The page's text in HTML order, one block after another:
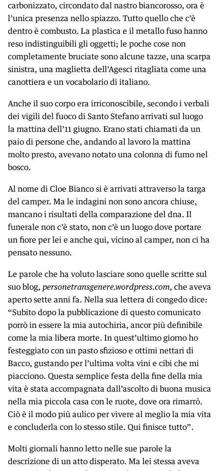
carbonizzato, circondato dal nastro biancorosso, ora è
l’unica presenza nello spiazzo. Tutto quello che c’è
dentro è combusto. La plastica e il metallo fuso hanno
reso indistinguibili gli oggetti; le poche cose non
completamente bruciate sono alcune tazze, una scarpa
sinistra, una maglietta dell’Agesci ritagliata come una
canottiera e un vocabolario di italiano.
Anche il suo corpo era irriconoscibile, secondo i verbali
dei vigili del fuoco di Santo Stefano arrivati sul luogo
la mattina dell’11 giugno. Erano stati chiamati da un
paio di persone che, andando al lavoro la mattina
molto presto, avevano notato una colonna di fumo nel
bosco.
Al nome di Cloe Bianco si è arrivati attraverso la targa
del camper. Ma le indagini non sono ancora chiuse,
mancano i risultati della comparazione del dna. Il
funerale non c’è stato, non c’è un luogo dove portare
un fiore per lei e anche qui, vicino al camper, non ci ha
pensato nessuno.
Le parole che ha voluto lasciare sono quelle scritte sul
suo blog, personetransgenere.word­press.com, che aveva
aperto sette anni fa. Nella sua lettera di congedo dice:
“Subito dopo la pubblicazione di questo comunicato
porrò in essere la mia autochiria, ancor più definibile
come la mia libera morte. In quest’ultimo giorno ho
festeggiato con un pasto sfizioso e ottimi nettari di
Bacco, gustando per l’ultima volta vini e cibi che mi
piacciono. Questa semplice festa della fine della mia
vita è stata accompagnata dall’ascolto di buona musica
nella mia piccola casa con le ruote, dove ora rimarrò.
Ciò è il modo più aulico per vivere al meglio la mia vita
e concluderla con lo stesso stile. Qui finisce tutto”.
Molti giornali hanno letto nelle sue parole la
descrizione di un atto disperato. Ma lei stessa aveva